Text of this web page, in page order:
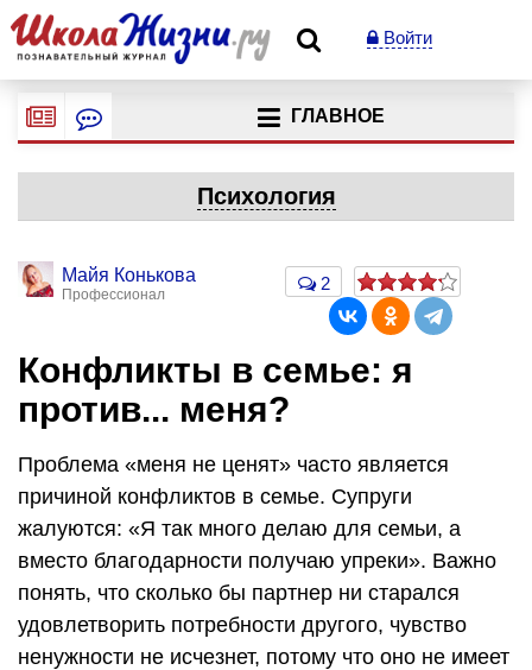
Войти
ГЛАВНОЕ
Психология
Майя Конькова
Профессионал
2
Конфликты в семье: я
против... меня?
Проблема «меня не ценят» часто является
причиной конфликтов в семье. Супруги
жалуются: «Я так много делаю для семьи, а
вместо благодарности получаю упреки». Важно
понять, что сколько бы партнер ни старался
удовлетворить потребности другого, чувство
ненужности не исчезнет, потому что оно не имеет